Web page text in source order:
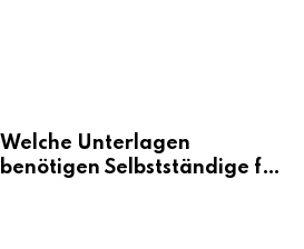
Welche Unterlagen
benötigen Selbstständige für